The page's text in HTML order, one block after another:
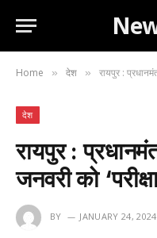
Home » देश » रायपुर :
देश
रायपुर :
जनवरी को
BY JANUARY 24, 2024